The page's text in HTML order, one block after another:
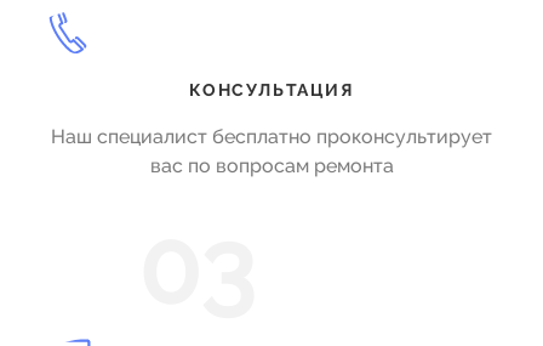
КОНСУЛЬТАЦИЯ
Наш специалист бесплатно проконсультирует
вас по вопросам ремонта